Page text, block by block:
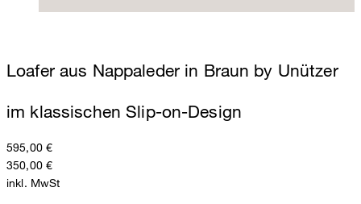
Loafer aus Nappaleder in Braun by Unützer
im klassischen Slip-on-Design
595,00 €
350,00 €
inkl. MwSt